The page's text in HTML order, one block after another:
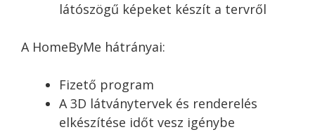
látószögű képeket készít a tervről
A HomeByMe hátrányai:
Fizető program
A 3D látványtervek és renderelés
elkészítése időt vesz igénybe